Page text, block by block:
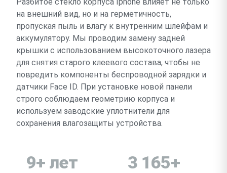
на внешний вид, но и на герметичность,
пропуская пыль и влагу к внутренним шлейфам и
аккумулятору. Мы проводим замену задней
крышки с использованием высокоточного лазера
для снятия старого клеевого состава, чтобы не
повредить компоненты беспроводной зарядки и
датчики Face ID. При установке новой панели
строго соблюдаем геометрию корпуса и
используем заводские уплотнители для
сохранения влагозащиты устройства.
9+ лет 3 165+